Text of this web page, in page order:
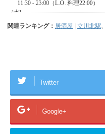
関連ランキング： 居酒屋 立川北駅、
Twitter
Google+